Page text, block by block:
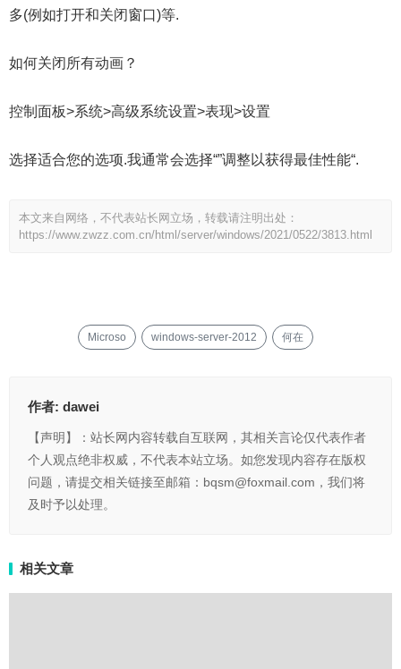
多(例如打开和关闭窗口)等.
如何关闭所有动画？
控制面板>系统>高级系统设置>表现>设置
选择适合您的选项.我通常会选择“”调整以获得最佳性能“.
本文来自网络，不代表站长网立场，转载请注明出处：
https://www.zwzz.com.cn/html/server/windows/2021/0522/3813.html
Microso windows-server-2012 何在
作者: dawei
【声明】：站长网内容转载自互联网，其相关言论仅代表作者
个人观点绝非权威，不代表本站立场。如您发现内容存在版权
问题，请提交相关链接至邮箱：bqsm@foxmail.com，我们将
及时予以处理。
相关文章